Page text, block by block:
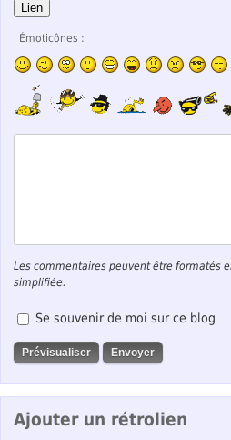
Lien
Émoticônes :
Les commentaires peuvent être formatés
simplifiée.
Se souvenir de moi sur ce blog
Ajouter un rétrolien